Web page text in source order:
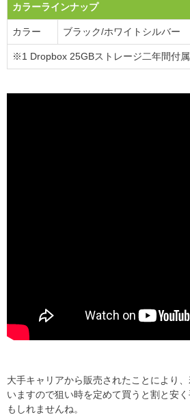
カラーラインナップ
カラー ブラック/ホワイトシルバー
※1 Dropbox 25GBストレージ二年間付属
大手キャリアから販売されたことにより
いますので狙い時を定めて買うと割と安
もしれませんね。